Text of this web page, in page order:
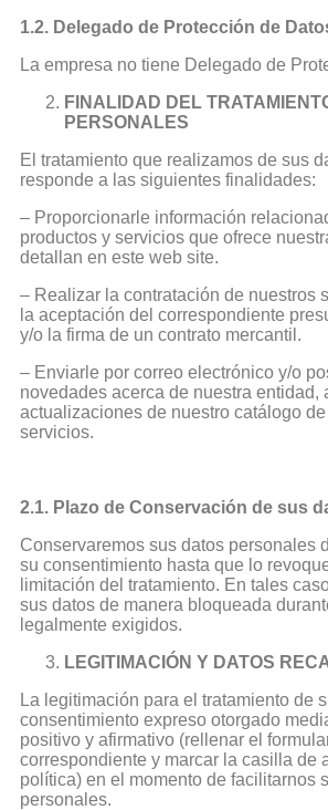
1.2. Delegado de Protección de
La empresa no tiene Delegado de
FINALIDAD DEL
PERSONALES
El tratamiento que realizamos de sus
responde a las siguientes finalidades:
– Proporcionarle información
productos y servicios que ofrece
detallan en este web site.
– Realizar la contratación de nuestros
la aceptación del correspondiente
y/o la firma de un contrato mercantil.
– Enviarle por correo electrónico y/o
novedades acerca de nuestra entidad,
actualizaciones de nuestro catálogo
servicios.
2.1. Plazo de Conservación de sus
Conservaremos sus datos personales
su consentimiento hasta que lo
limitación del tratamiento. En tales
sus datos de manera bloqueada
legalmente exigidos.
LEGITIMACIÓN Y DATOS
La legitimación para el tratamiento de
consentimiento expreso otorgado
positivo y afirmativo (rellenar el
correspondiente y marcar la casilla de
política) en el momento de facilitarnos
personales.